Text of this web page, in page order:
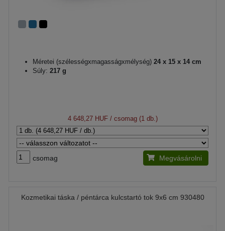
Méretei (szélességxmagasságxmélység) 24 x 15 x 14 cm
Súly: 217 g
4 648,27 HUF/ csomag (1 db.)
csomag Megvásárolni
Kozmetikai táska / péntárca kulcstartó tok 9x6 cm 930480